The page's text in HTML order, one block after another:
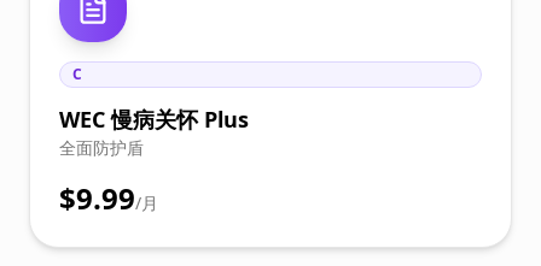
C
WEC 慢病关怀 Plus
全面防护盾
$9.99/月